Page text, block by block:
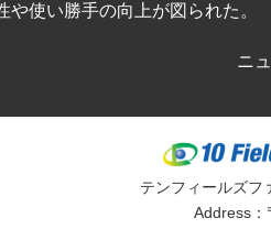
使い勝手の向上が図られた。
ニ
テンフィールズフ
Address：